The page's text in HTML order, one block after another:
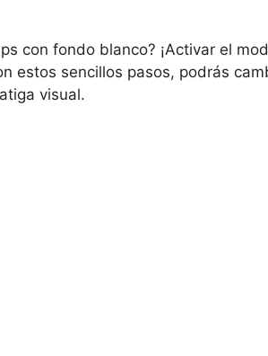
con fondo blanco? ¡Activar el
estos sencillos pasos, podrás
visual.